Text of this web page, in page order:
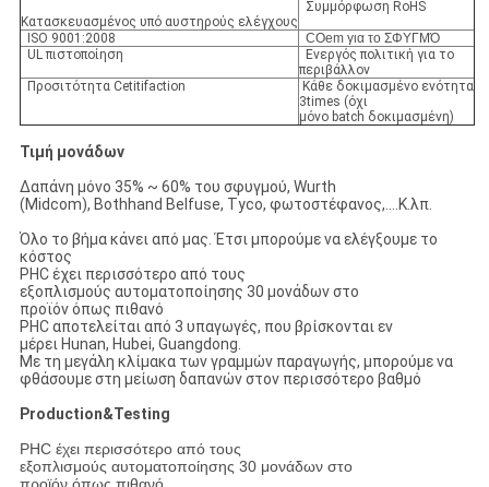
Κατασκευασμένος υπό αυστηρούς ελέγχους
Συμμόρφωση RoHS
ISO 9001:2008
COem για το ΣΦΥΓΜΌ
UL πιστοποίηση
Ενεργός πολιτική για το
περιβάλλον
Προσιτότητα Cetitifaction
Κάθε δοκιμασμένο ενότητα
3times (όχι
μόνο batch δοκιμασμένη)
Τιμή μονάδων
Δαπάνη μόνο 35% ~ 60% του σφυγμού, Wurth
(Midcom), Bothhand Belfuse, Tyco, φωτοστέφανος,….Κ.λπ.
Όλο το βήμα κάνει από μας. Έτσι μπορούμε να ελέγξουμε το
κόστος
PHC έχει περισσότερο από τους
εξοπλισμούς αυτοματοποίησης 30 μονάδων στο
προϊόν όπως πιθανό
PHC αποτελείται από 3 υπαγωγές, που βρίσκονται εν
μέρει Hunan, Hubei, Guangdong.
Με τη μεγάλη κλίμακα των γραμμών παραγωγής, μπορούμε να
φθάσουμε στη μείωση δαπανών στον περισσότερο βαθμό
Production&Testing
PHC έχει περισσότερο από τους
εξοπλισμούς αυτοματοποίησης 30 μονάδων στο
προϊόν όπως πιθανό